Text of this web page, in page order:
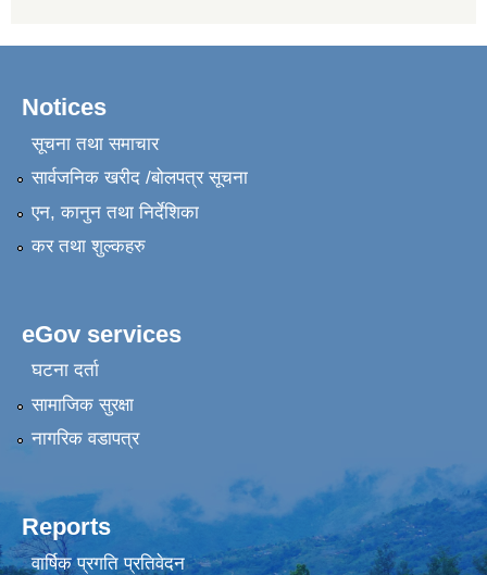
Notices
सूचना तथा समाचार
सार्वजनिक खरीद /बोलपत्र सूचना
एन, कानुन तथा निर्देशिका
कर तथा शुल्कहरु
eGov services
घटना दर्ता
सामाजिक सुरक्षा
नागरिक वडापत्र
Reports
वार्षिक प्रगति प्रतिवेदन